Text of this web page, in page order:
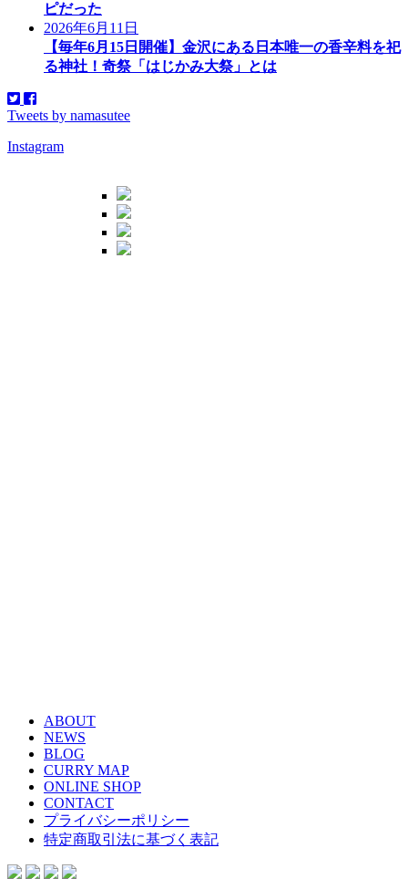
ピだった
2026年6月11日
【毎年6月15日開催】金沢にある日本唯一の香辛料を祀
る神社！奇祭「はじかみ大祭」とは
Tweets by namasutee
Instagram
ABOUT
NEWS
BLOG
CURRY MAP
ONLINE SHOP
CONTACT
プライバシーポリシー
特定商取引法に基づく表記